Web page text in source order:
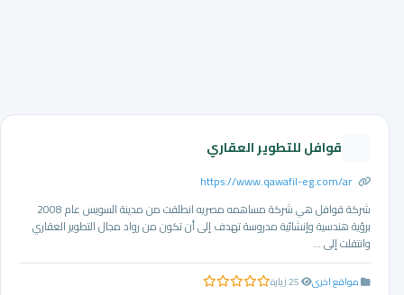
قوافل للتطوير العقاري
https://www.qawafil-eg.com/ar
شركة قوافل هي شركة مساهمه مصريه انطلقت من مدينة السويس عام 2008
برؤية هندسية وإنشائية مدروسة تهدف إلى أن تكون من رواد مجال التطوير العقاري
وانتقلت إلى ...
مواقع اخرى 0.0 من 5 نجوم